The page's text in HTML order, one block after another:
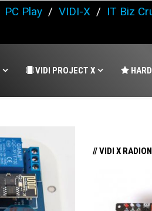
PC Play / VIDI-X / IT Biz
VIDI PROJECT X
// VIDI X